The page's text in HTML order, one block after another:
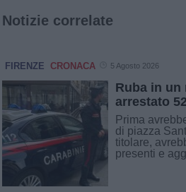
Notizie correlate
FIRENZE CRONACA 5 Agosto 2026
Ruba in un
arrestato
Prima
di piazza
titolare,
presenti e